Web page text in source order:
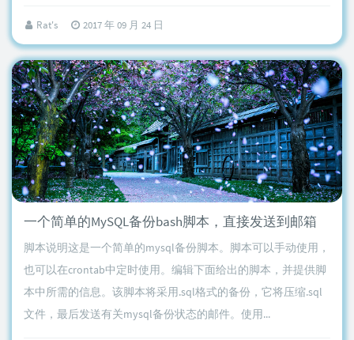
Rat's 2017 年 09 月 24 日
一个简单的MySQL备份bash脚本，直接发送到邮箱
脚本说明这是一个简单的mysql备份脚本。脚本可以手动使用，
也可以在crontab中定时使用。编辑下面给出的脚本，并提供脚
本中所需的信息。该脚本将采用.sql格式的备份，它将压缩.sql
文件，最后发送有关mysql备份状态的邮件。使用...